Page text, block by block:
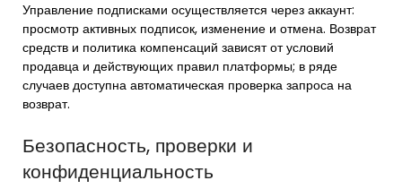
Управление подписками осуществляется через аккаунт:
просмотр активных подписок, изменение и отмена. Возврат
средств и политика компенсаций зависят от условий
продавца и действующих правил платформы; в ряде
случаев доступна автоматическая проверка запроса на
возврат.
Безопасность, проверки и
конфиденциальность